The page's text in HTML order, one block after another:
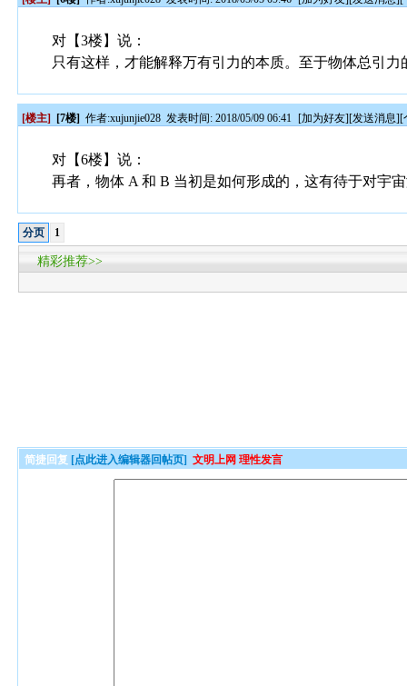
对【3楼】说：
只有这样，才能解释万有引力的本质。至于物体总引
[楼主] [7楼] 作者:xujunjie028 发表时间: 2018/05/09 06:41 [加为好友][发送消息][
对【6楼】说：
再者，物体 A 和 B 当初是如何形成的，这有待于对宇
分页 1
精彩推荐>>
简捷回复 [点此进入编辑器回帖页] 文明上网 理性发言